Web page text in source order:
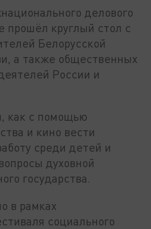
делового
прошёл круглый стол с
Белорусской
а также общественных
России и
как с помощью
и кино вести
среди детей и
духовной
государства.
в рамках
социального